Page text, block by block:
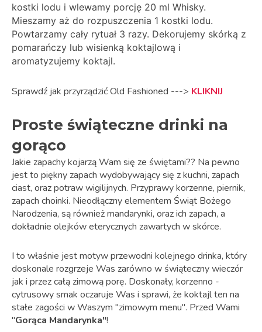
kostki lodu i wlewamy porcję 20 ml Whisky.
Mieszamy aż do rozpuszczenia 1 kostki lodu.
Powtarzamy cały rytuał 3 razy. Dekorujemy skórką z
pomarańczy lub wisienką koktajlową i
aromatyzujemy koktajl.
Sprawdź jak przyrządzić Old Fashioned ---> KLIKNIJ
Proste świąteczne drinki na
gorąco
Jakie zapachy kojarzą Wam się ze świętami?? Na pewno
jest to piękny zapach wydobywający się z kuchni, zapach
ciast, oraz potraw wigilijnych. Przyprawy korzenne, piernik,
zapach choinki. Nieodłączny elementem Świąt Bożego
Narodzenia, są również mandarynki, oraz ich zapach, a
dokładnie olejków eterycznych zawartych w skórce.
I to właśnie jest motyw przewodni kolejnego drinka, który
doskonale rozgrzeje Was zarówno w świąteczny wieczór
jak i przez całą zimową porę. Doskonały, korzenno -
cytrusowy smak oczaruje Was i sprawi, że koktajl ten na
stałe zagości w Waszym "zimowym menu". Przed Wami
"Gorąca Mandarynka"!